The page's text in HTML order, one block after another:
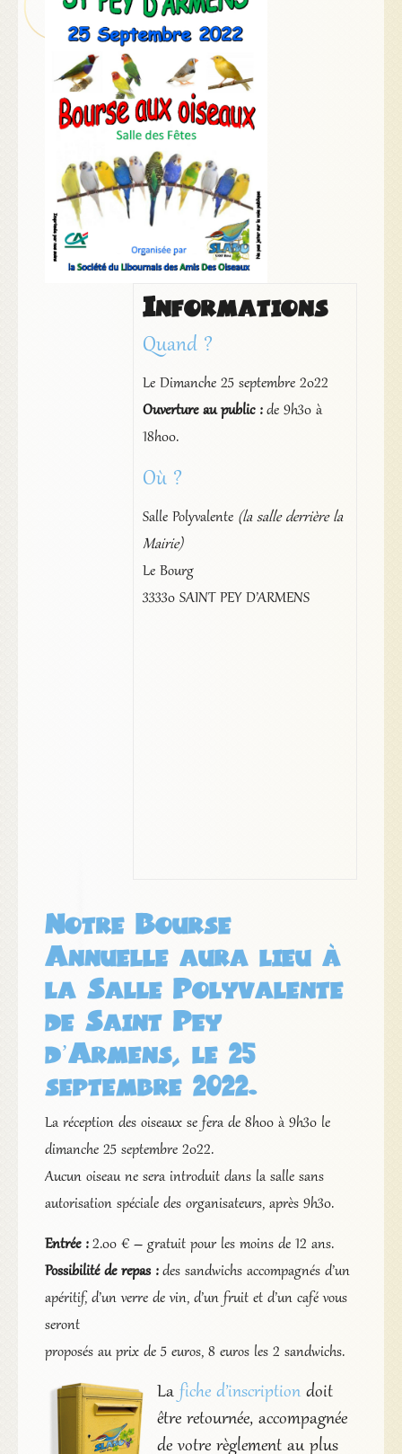
Informations
Quand ?
Le Dimanche 25 septembre 2022
Ouverture au public :de 9h30 à
18h00.
Où ?
Salle Polyvalente (la salle derrière la
Mairie)
Le Bourg
33330 SAINT PEY D’ARMENS
Notre Bourse
Annuelle aura lieu à
la Salle Polyvalente
de Saint Pey
d’Armens, le 25
septembre 2022.
La réception des oiseaux se fera de 8h00 à 9h30 le
dimanche 25 septembre 2022.
Aucun oiseau ne sera introduit dans la salle sans
autorisation spéciale des organisateurs, après 9h30.
Entrée :2.00 € – gratuit pour les moins de 12 ans.
Possibilité de repas :des sandwichs accompagnés d’un
apéritif, d’un verre de vin, d’un fruit et d’un café vous
seront
proposés au prix de 5 euros, 8 euros les 2 sandwichs.
La fiche d’inscriptiondoit
être retournée, accompagnée
de votre règlement au plus